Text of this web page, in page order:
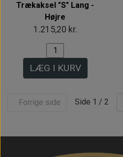
Trækaksel "S" Lang -
Højre
1.215,20 kr.
LÆG I KURV
Forrige side Side 1 / 2